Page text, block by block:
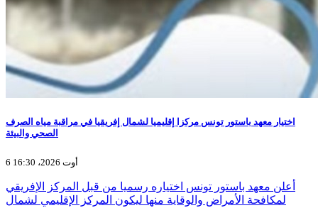
اختيار معهد باستور تونس مركزا إقليميا لشمال إفريقيا في مراقبة مياه الصرف
الصحي والبيئة
6 أوت 2026، 16:30
أعلن معهد باستور تونس اختياره رسميا من قبل المركز الإفريقي
لمكافحة الأمراض والوقاية منها ليكون المركز الإقليمي لشمال